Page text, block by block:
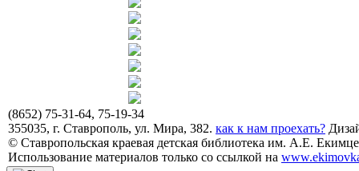
(8652) 75-31-64, 75-19-34
355035, г. Ставрополь, ул. Мира, 382. как к нам проехать?
© Ставропольская краевая детская библиотека им. А.Е.
Использование материалов только со ссылкой на